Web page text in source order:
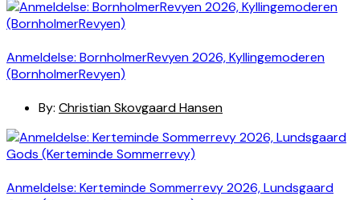
Anmeldelse: BornholmerRevyen 2026, Kyllingemoderen
(BornholmerRevyen)
By: Christian Skovgaard Hansen
Anmeldelse: Kerteminde Sommerrevy 2026, Lundsgaard